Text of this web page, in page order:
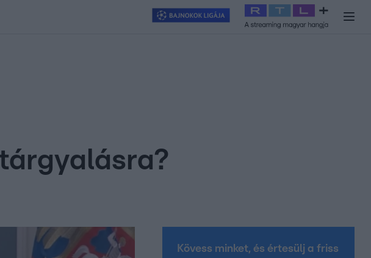
Exek csatája 2026 Celeb vagyok, ments ki innen
Kövess minket, és értesülj a friss